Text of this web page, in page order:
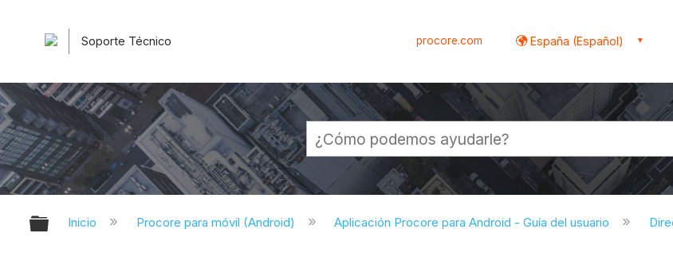
Soporte Técnico procore.com España (Español)
Expandir/contraer jerarquía global
Inicio Procore para móvil (Android) Aplicación Procore para Android - Guía del usuario